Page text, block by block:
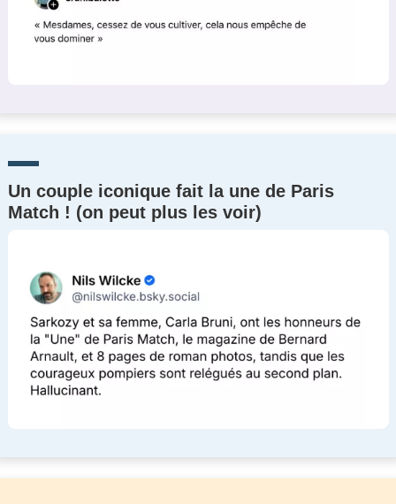
Un couple iconique fait la une de Paris
Match ! (on peut plus les voir)